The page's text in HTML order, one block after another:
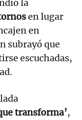
la
en lugar
en
subrayó que
escuchadas,
transforma’,